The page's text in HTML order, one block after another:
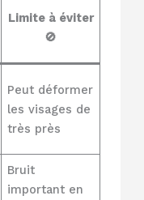
Limite à éviter
🚫
Peut déformer
les visages de
très près
Bruit
important en